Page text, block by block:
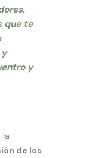
que te
y
la
de los